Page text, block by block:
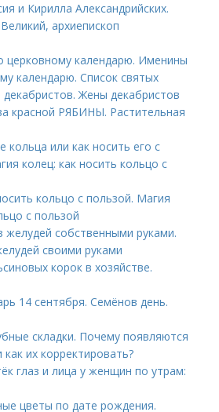
и Кирилла Александрийских.
архиепископ
церковному календарю. Именины
календарю. Список святых
Жены декабристов
красной РЯБИНЫ. Растительная
кольца или как носить его с
колец: как носить кольцо с
кольцо с пользой. Магия
с пользой
желудей собственными руками.
своими руками
корок в хозяйстве.
14 сентября. Семёнов день.
складки. Почему появляются
их корректировать?
глаз и лица у женщин по утрам:
цветы по дате рождения.